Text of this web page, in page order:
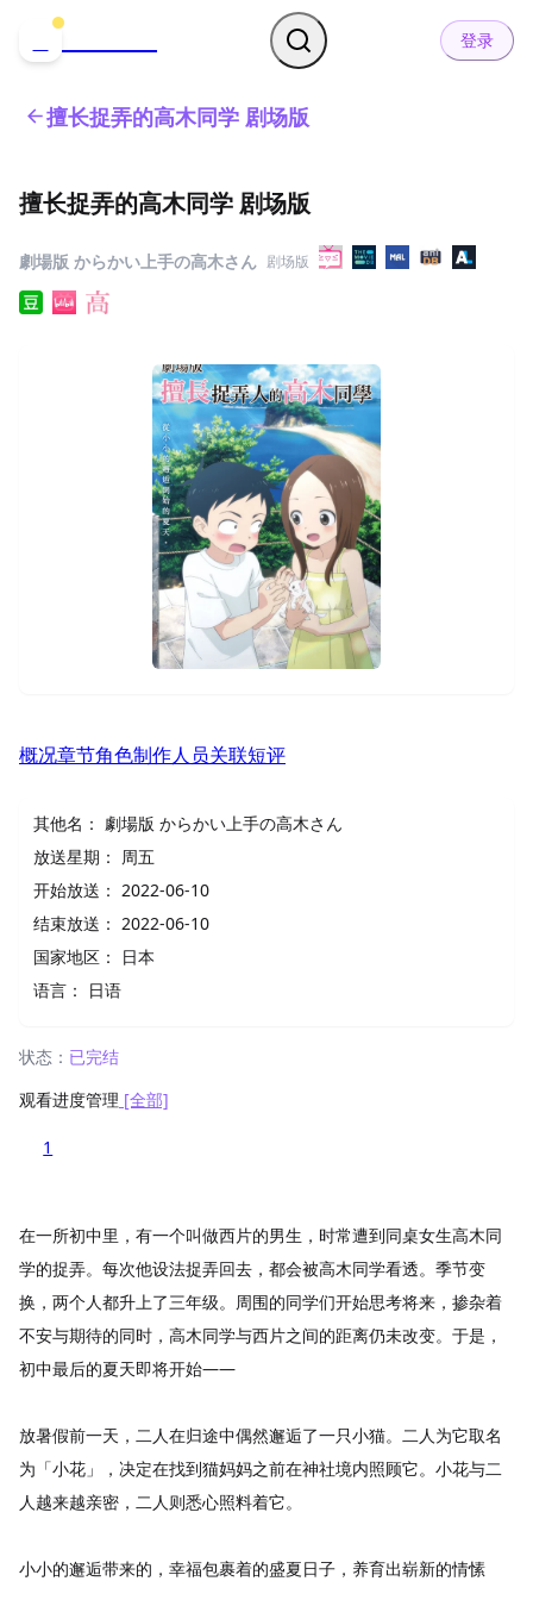
登录
擅长捉弄的高木同学 剧场版
擅长捉弄的高木同学 剧场版
劇場版 からかい上手の高木さん 剧场版
概况章节角色制作人员关联短评
其他名： 劇場版 からかい上手の高木さん
放送星期： 周五
开始放送： 2022-06-10
结束放送： 2022-06-10
国家地区：
日本
语言：
日语
状态： 已完结
观看进度管理 [全部]
1
在一所初中里，有一个叫做西片的男生，时常遭到同桌女生高木同
学的捉弄。每次他设法捉弄回去，都会被高木同学看透。季节变
换，两个人都升上了三年级。周围的同学们开始思考将来，掺杂着
不安与期待的同时，高木同学与西片之间的距离仍未改变。于是，
初中最后的夏天即将开始――
放暑假前一天，二人在归途中偶然邂逅了一只小猫。二人为它取名
为「小花」，决定在找到猫妈妈之前在神社境内照顾它。小花与二
人越来越亲密，二人则悉心照料着它。
小小的邂逅带来的，幸福包裹着的盛夏日子，养育出崭新的情愫